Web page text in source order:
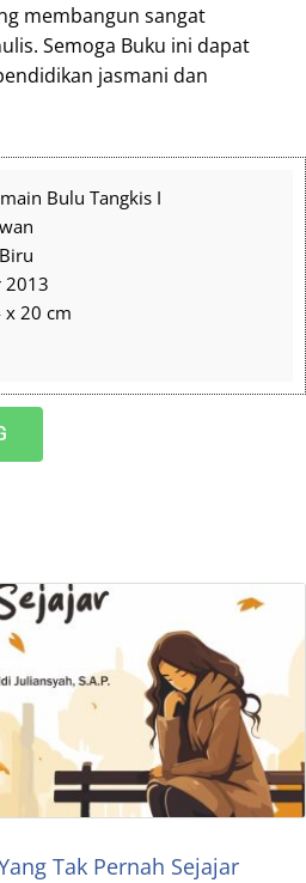
membangun sangat
Semoga Buku ini dapat
jasmani dan
Bulu Tangkis I
2013
x 20 cm
Tak Pernah Sejajar